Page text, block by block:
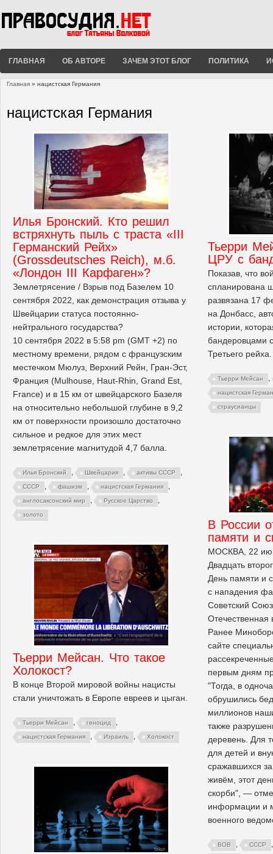
ГЛАВНАЯ ОБ АВТОРЕ ЗАЧЕМ ЭТОТ БЛОГ ПОЛИТИКА
Главная » нацистская Германия
нацистская Германия
Илья Бронский. Кто решил
встряхнуть пыль с траста «III
Германский Рейх»
(Grossdeutsches Reich), м.б.
«Лондон III Карфаген»?
Землетрясение / Взрыв под Базелем 10
сентября 2022, как демонстрация отзыва у
Швейцарии статуса постоянно-
нейтрального государства?
10 сентября 2022 в 5:58 pm (GMT +2) по
местному времени, рядом с французским
местечком Мюлуз, Верхний Рейн, Гран-Эст,
Франция (Mulhouse, Haut-Rhin, Grand Est,
France) и в 15 км от швейцарского Базеля
на относительно небольшой глубине в 9,2
км от поверхности произошло достаточно
сильное и редкое для этих мест
землетрясение магнитудой 4,7 балла.
Илья Бронский , Швейцария , активы СССР ,
СССР , фашизм , нацистская Германия ,
англосаксонский мир , Русское Царство ,
золото
Тьерри
ЦРУ с
Показав, что
спланирована
развязана 17
на Донбасс,
истории,
бандеровцами
Третьего рейха.
Тьерри Мейсан ,
нацистская
страусианцы
В России
памяти и
МОСКВА, 22
Двадцать
День памяти и
с нападения
Советский
Отечественная
Ранее
сайте
первым дням
"Тогда, в
обрушились
миллионов
также
деревень. Для
для детей и
сражавшихся
живём, этот
скорби", —
информации и
военного
ВОВ , СССР
Тьерри Мейсан. Что такое
Холокост?
В конце Второй мировой войны нацисты
стали уничтожать в Европе евреев и цыган.
Тьерри Мейсан , геноцид ,
нацистская Германия , Израиль , Холокост